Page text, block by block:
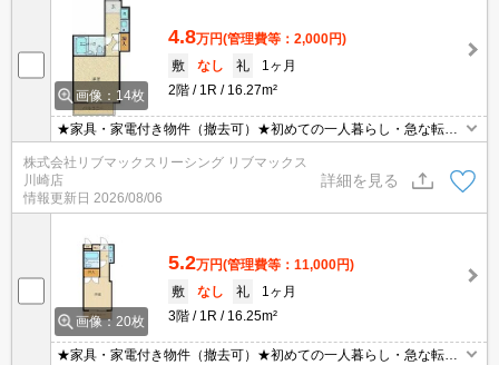
画像：14枚
4.8万円(管理費等：2,000円)
敷
なし 礼
1ヶ月
2階
1R 16.27m²
★家具・家電付き物件（撤去可）★初めての一人暮らし・急な転勤
などにオススメ★当社グループ管理のため諸条件相談可能となって
おり、モバイルWiFiも無料でレンタル・初期費用クレジット支払可
能です♪土日祝日は混み合いますのでお早めにご予約ください。オン
ライン内覧・契約可能な為一度も来店せずとも問題ありません♪
株式会社リブマックスリーシング リブマックス
川崎店
情報更新日 2026/08/06
詳細を見る
画像：20枚
5.2万円(管理費等：11,000円)
敷
なし 礼
1ヶ月
3階
1R 16.25m²
★家具・家電付き物件（撤去可）★初めての一人暮らし・急な転勤